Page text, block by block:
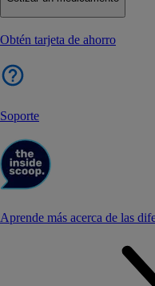
Obtén tarjeta de ahorro
Soporte
Aprende más acerca de las